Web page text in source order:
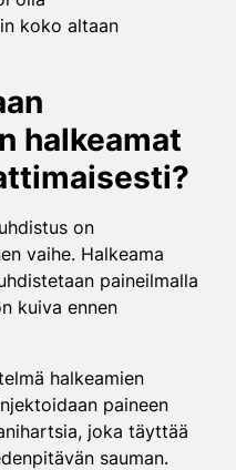
koko altaan
halkeamat
on
vaihe. Halkeama
paineilmalla
kuiva ennen
halkeamien
paineen
joka täyttää
sauman.